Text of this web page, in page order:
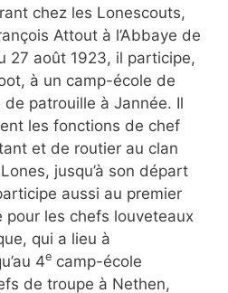
chez les Lonescouts,
Attout à l’Abbaye de
27 août 1923, il participe,
à un camp-école de
patrouille à Jannée. Il
les fonctions de chef
et de routier au clan
jusqu’à son départ
aussi au premier
pour les chefs louveteaux
qui a lieu à
4e camp-école
de troupe à Nethen,